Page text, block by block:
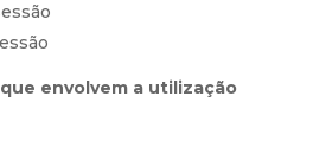
envolvem a utilização